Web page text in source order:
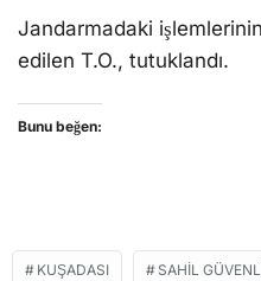
Jandarmadaki
edilen T.O., tutuklandı.
Bunu beğen:
KUŞADASI SAHIL